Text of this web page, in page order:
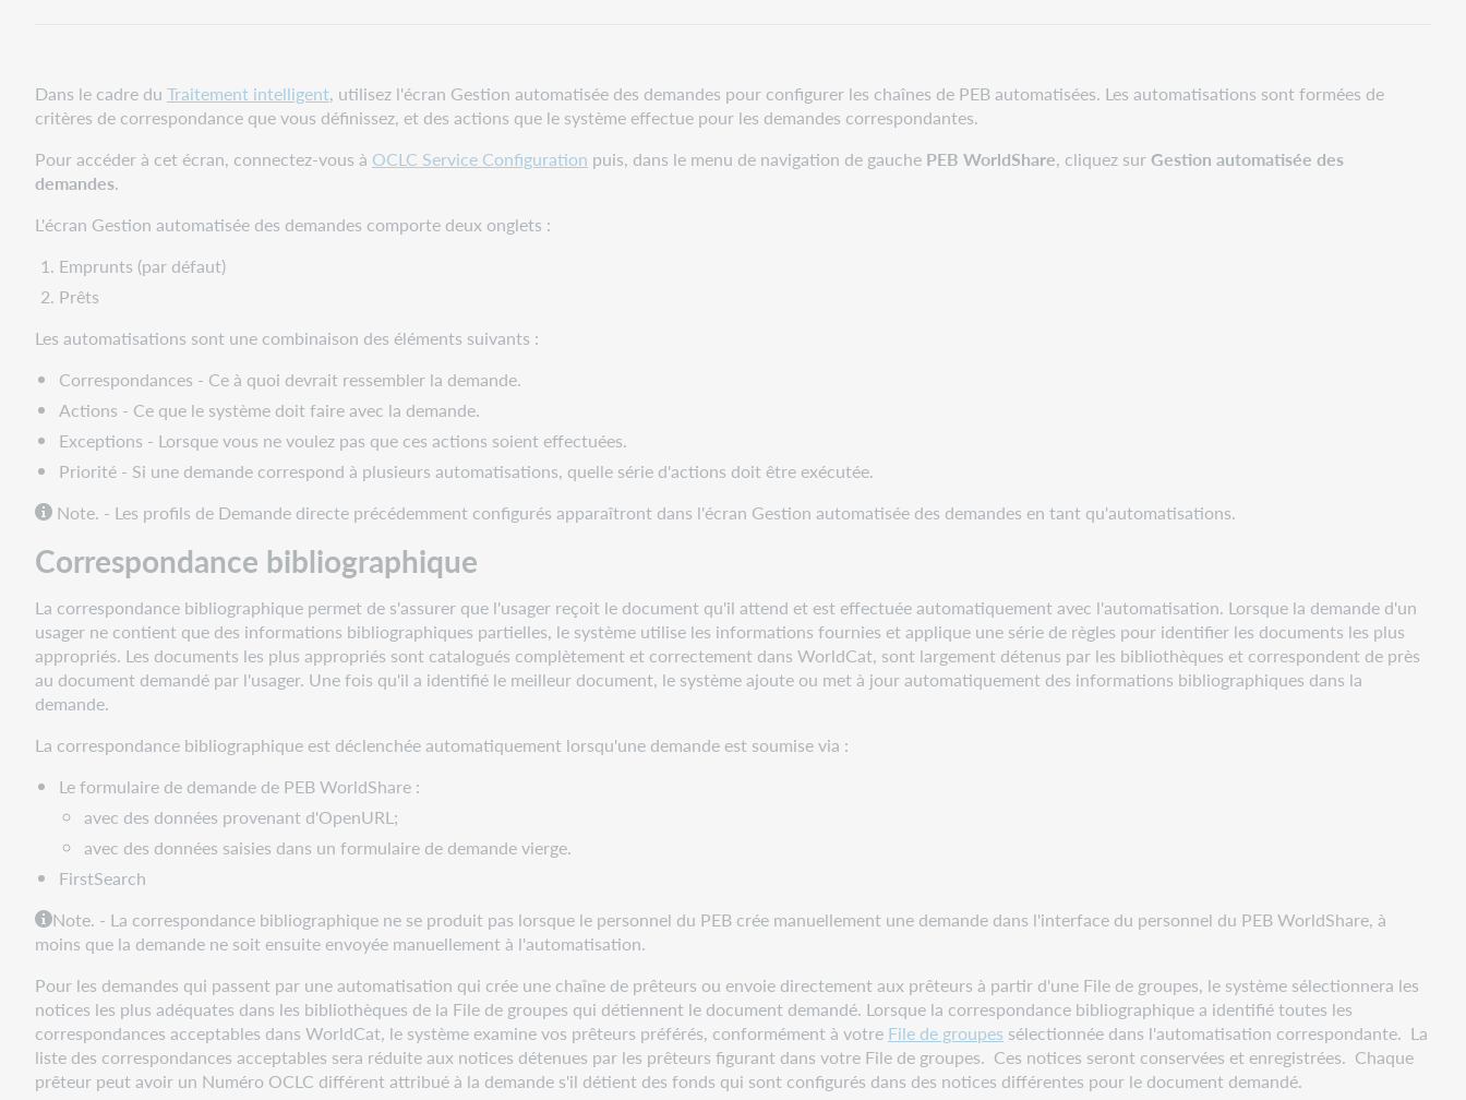
automatisée
des
Emprunts
pour
emprunts
Configurer
les
principales
pour
emprunts
Champs
des
principales
Critères
de
correspondance
des
automatisations
emprunts
Actions
d’automatisation
les
emprunts
Exceptions
d’automatisation
les
emprunts
Utiliser
les
automatisations
Dans le cadre du Traitement intelligent, utilisez l'écran Gestion automatisée des demandes pour configurer les chaînes de PEB automatisées. Les automatisations sont formées de
critères de correspondance que vous définissez, et des actions que le système effectue pour les demandes correspondantes.
Pour accéder à cet écran, connectez-vous à OCLC Service Configuration puis, dans le menu de navigation de gauche PEB WorldShare, cliquez surGestion automatisée des
demandes.
L'écran Gestion automatisée des demandes comporte deux onglets :
Emprunts (par défaut)
Prêts
Les automatisations sont une combinaison des éléments suivants :
Correspondances - Ce à quoi devrait ressembler la demande.
Actions - Ce que le système doit faire avec la demande.
Exceptions - Lorsque vous ne voulez pas que ces actions soient effectuées.
Priorité - Si une demande correspond à plusieurs automatisations, quelle série d'actions doit être exécutée.
Note. - Les profils de Demande directe précédemment configurés apparaîtront dans l'écran Gestion automatisée des demandes en tant qu'automatisations.
Correspondance bibliographique
La correspondance bibliographique permet de s'assurer que l'usager reçoit le document qu'il attend et est effectuée automatiquement avec l'automatisation. Lorsque la demande d'un
usager ne contient que des informations bibliographiques partielles, le système utilise les informations fournies et applique une série de règles pour identifier les documents les plus
appropriés. Les documents les plus appropriés sont catalogués complètement et correctement dans WorldCat, sont largement détenus par les bibliothèques et correspondent de près
au document demandé par l'usager. Une fois qu'il a identifié le meilleur document, le système ajoute ou met à jour automatiquement des informations bibliographiques dans la
demande.
La correspondance bibliographique est déclenchée automatiquement lorsqu'une demande est soumise via :
Le formulaire de demande de PEB WorldShare :
avec des données provenant d'OpenURL;
avec des données saisies dans un formulaire de demande vierge.
FirstSearch
Note. - La correspondance bibliographique ne se produit pas lorsque le personnel du PEB crée manuellement une demande dans l'interface du personnel du PEB WorldShare, à
moins que la demande ne soit ensuite envoyée manuellement à l'automatisation.
Pour les demandes qui passent par une automatisation qui crée une chaîne de prêteurs ou envoie directement aux prêteurs à partir d'une File de groupes, le système sélectionnera les
notices les plus adéquates dans les bibliothèques de la File de groupes qui détiennent le document demandé. Lorsque la correspondance bibliographique a identifié toutes les
correspondances acceptables dans WorldCat, le système examine vos prêteurs préférés, conformément à votre File de groupes sélectionnée dans l'automatisation correspondante. La
liste des correspondances acceptables sera réduite aux notices détenues par les prêteurs figurant dans votre File de groupes. Ces notices seront conservées et enregistrées. Chaque
prêteur peut avoir un Numéro OCLC différent attribué à la demande s'il détient des fonds qui sont configurés dans des notices différentes pour le document demandé.